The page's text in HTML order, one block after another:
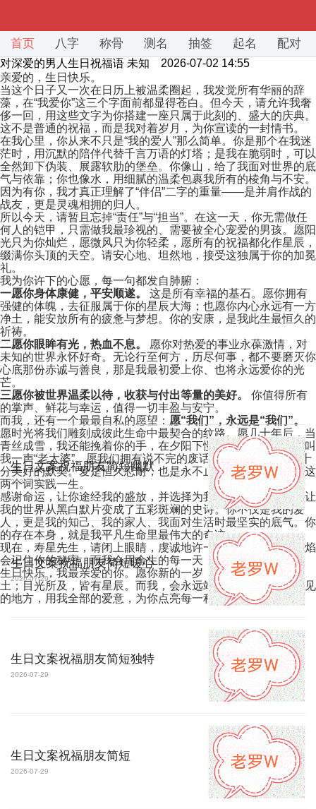
首页 八字 称骨 测名 抽签 起名 配对
对深爱的男人生日祝福语 未知 2026-07-02 14:55
亲爱的，生日快乐。
当这个日子又一次在日历上被温柔圈起，我发觉所有华丽的辞
藻，在“我爱你”这三个字面前都显得苍白。但今天，请允许我奢
侈一回，用这些文字为你搭建一座只属于此刻的、盛大的庆典。
这不是普通的祝福，而是我对着岁月，为你宣读的一封情书。
在我心里，你从来不只是“我的爱人”那么简单。你是那个在我迷
茫时，用沉默的陪伴代替千言万语的灯塔；是我在脆弱时，可以
全然卸下伪装、展露软肋的堡垒。你像山，给了我面对世界的底
气与依靠；你也像水，用细腻的温柔包裹我所有的棱角与不安。
因为有你，我才真正理解了“伴侣”二字的重量——是并肩作战的
战友，更是灵魂相拥的归人。
所以今天，请暂且忘掉“责任”与“担当”。在这一天，你无需做任
何人的铠甲，只需做我最珍视的、需要被全心宠爱的男孩。愿阳
光只为你灿烂，愿微风只为你轻柔，愿所有的祝福都化作星辰，
缀满你头顶的天空。请安心地、坦然地，接受这独属于你的加冕
礼。
我为你许下的心愿，每一句都发自肺腑：
一愿你身体康健，平安顺遂。
这是所有幸福的基石。愿你拥有
强健的体魄，去征服属于你的星辰大海；也愿你内心永远有一方
净土，能安放所有的疲惫与梦想。你的安康，是我此生最恒久的
祈祷。
二愿你眼眸有光，热血不息。
愿你对热爱的事业永葆激情，对
未知的世界永怀好奇。无论行至何方，历尽何事，都不要磨灭你
心底那份赤诚与善良，那是我最初爱上你、也将永远爱你的光
芒。
三愿你被世界温柔以待，收获与付出等量的美好。
你值得所有
的掌声、鲜花与幸运，值得一切丰盈与安宁。
而我，还有一个最最自私的愿望： 愿“我们”，永远是“我们”。
愿时光将我们雕刻成彼此生命中最契合的纹路。愿几十年后，当
青丝成雪，我还能挽着你的手，在夕阳下慢慢地走，听你笑着叫
我一声“老太婆”。愿我们拥有说不完的废话，也有沉默相伴就十
分美好的默契。爱是恒久忍耐，也是永不止息，我愿与你，将这
两个词实践一生。
感谢命运，让你途经我的盛放，并选择为我停留。你的出现，让
我的世界从黑白默片变成了五彩斑斓的史诗。你不仅是我的爱
人，更是我的知己、我的家人、我面对生活时最坚实的底气。你
的存在本身，就是我平凡生命里最伟大的奇迹。
现在，寿星先生，请闭上眼睛，虔诚地许一个愿吧。蜡烛的火焰
会记住你的秘密，而我会用余生的每一天，去守护你的笑容。
生日快乐，我最亲爱的你。愿你新的一岁，步履所至，皆为热
土；目光所及，皆有星辰。而我，会永远站在你一回首就能看见
的地方，用我全部的爱意，为你点亮每一程的灯。
生日文案祝福朋友简短幽默
2026-07-29
生日文案祝福朋友简短暖心
2026-07-29
生日文案祝福朋友简短独特
2026-07-29
生日文案祝福朋友简短
2026-07-29